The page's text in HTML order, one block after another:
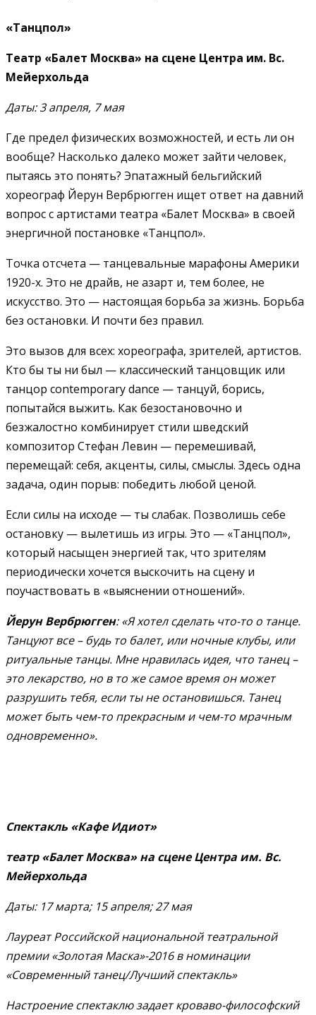
«Танцпол»
Театр «Балет Москва» на сцене Центра им. Вс.
Мейерхольда
Даты: 3 апреля, 7 мая
Где предел физических возможностей, и есть ли он
вообще? Насколько далеко может зайти человек,
пытаясь это понять? Эпатажный бельгийский
хореограф Йерун Вербрюгген ищет ответ на давний
вопрос с артистами театра «Балет Москва» в своей
энергичной постановке «Танцпол».
Точка отсчета — танцевальные марафоны Америки
1920-х. Это не драйв, не азарт и, тем более, не
искусство. Это — настоящая борьба за жизнь. Борьба
без остановки. И почти без правил.
Это вызов для всех: хореографа, зрителей, артистов.
Кто бы ты ни был — классический танцовщик или
танцор contemporary dance — танцуй, борись,
попытайся выжить. Как безостановочно и
безжалостно комбинирует стили шведский
композитор Стефан Левин — перемешивай,
перемещай: себя, акценты, силы, смыслы. Здесь одна
задача, один порыв: победить любой ценой.
Если силы на исходе — ты слабак. Позволишь себе
остановку — вылетишь из игры. Это — «Танцпол»,
который насыщен энергией так, что зрителям
периодически хочется выскочить на сцену и
поучаствовать в «выяснении отношений».
Йерун Вербрюгген: «Я хотел сделать что-то о танце.
Танцуют все – будь то балет, или ночные клубы, или
ритуальные танцы. Мне нравилась идея, что танец –
это лекарство, но в то же самое время он может
разрушить тебя, если ты не остановишься. Танец
может быть чем-то прекрасным и чем-то мрачным
одновременно».
Спектакль «Кафе Идиот»
театр «Балет Москва» на сцене Центра им. Вс.
Мейерхольда
Даты: 17 марта; 15 апреля; 27 мая
Лауреат Российской национальной театральной
премии «Золотая Маска»-2016 в номинации
«Современный танец/Лучший спектакль»
Настроение спектаклю задает кроваво-философский